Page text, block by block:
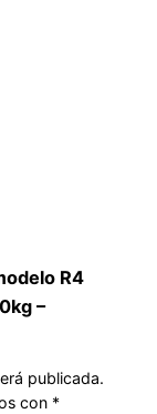
R4
–
publicada.
con *